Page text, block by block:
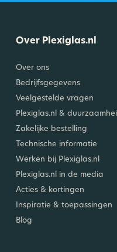
Over Plexiglas.nl
Over ons
Bedrijfsgegevens
Veelgestelde vragen
Plexiglas.nl &
Zakelijke bestelling
Technische informatie
Werken bij Plexiglas.nl
Plexiglas.nl in de media
Acties & kortingen
Inspiratie & toepassingen
Blog